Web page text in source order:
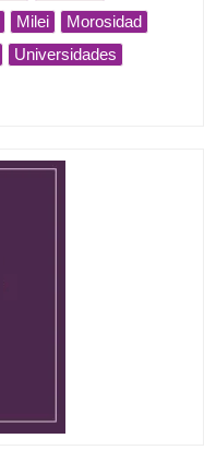
Milei
Morosidad
Universidades